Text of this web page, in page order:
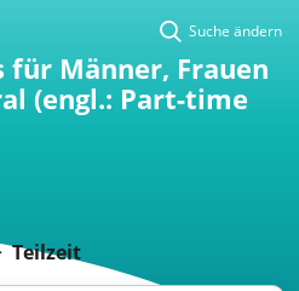
Suche ändern
Männer, Frauen
(engl.: Part-time
Teilzeit